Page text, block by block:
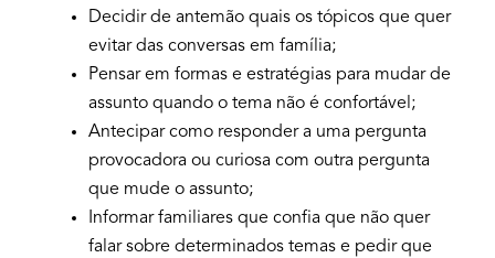
Decidir de antemão quais os tópicos que quer
evitar das conversas em família;
Pensar em formas e estratégias para mudar de
assunto quando o tema não é confortável;
Antecipar como responder a uma pergunta
provocadora ou curiosa com outra pergunta
que mude o assunto;
Informar familiares que confia que não quer
falar sobre determinados temas e pedir que